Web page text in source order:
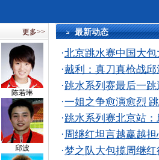
更多>>
陈若琳
邱波
最新
·北京跳水赛中国大
·戴利：真刀真枪战
·跳水系列赛最后一
·一姐之争愈演愈烈
·跳水系列赛北京站
· 周继红坦言越赢越
·梦之队大包揽周继